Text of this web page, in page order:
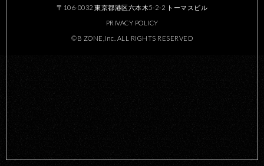
〒106-0032 東京都港区六本木5-2-2 トーマスビル
PRIVACY POLICY
©B ZONE,Inc. ALL RIGHTS RESERVED